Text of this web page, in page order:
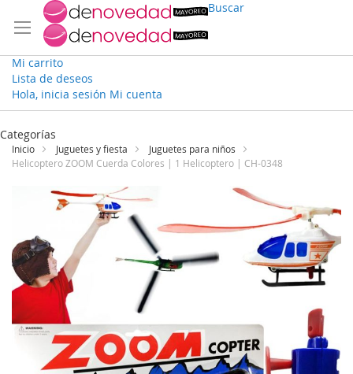
Buscar
Mi carrito
Lista de deseos
Hola, inicia sesión Mi cuenta
Ir
contenido
Categorías
Inicio Juguetes y fiesta
Juguetes para niños
Helicoptero ZOOM Cuerda Colores | 1 Helicoptero | CH-0348
de
la
galería
de
imágenes